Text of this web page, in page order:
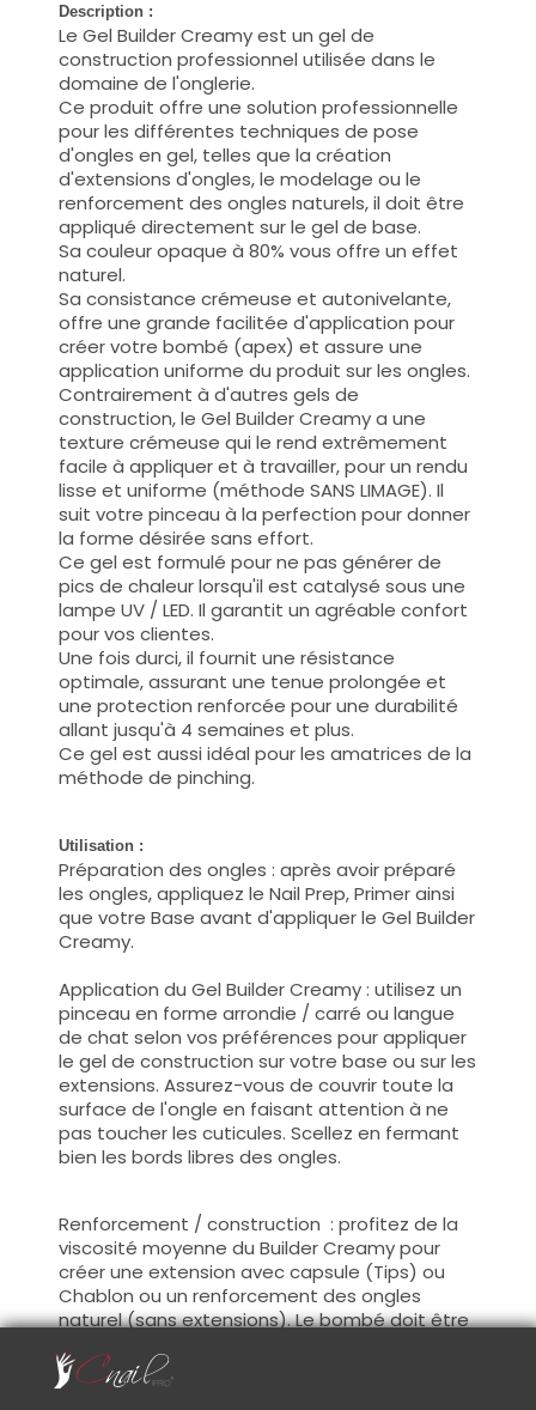
Description :
Le Gel Builder Creamy est un gel de
construction professionnel utilisée dans le
domaine de l'onglerie.
Ce produit offre une solution professionnelle
pour les différentes techniques de pose
d'ongles en gel, telles que la création
d'extensions d'ongles, le modelage ou le
renforcement des ongles naturels, il doit être
appliqué directement sur le gel de base.
Sa couleur opaque à 80% vous offre un effet
naturel.
Sa consistance crémeuse et autonivelante,
offre une grande facilitée d'application pour
créer votre bombé (apex) et assure une
application uniforme du produit sur les ongles.
Contrairement à d'autres gels de
construction, le Gel Builder Creamy a une
texture crémeuse qui le rend extrêmement
facile à appliquer et à travailler, pour un rendu
lisse et uniforme (méthode SANS LIMAGE). Il
suit votre pinceau à la perfection pour donner
la forme désirée sans effort.
Ce gel est formulé pour ne pas générer de
pics de chaleur lorsqu'il est catalysé sous une
lampe UV / LED. Il garantit un agréable confort
pour vos clientes.
Une fois durci, il fournit une résistance
optimale, assurant une tenue prolongée et
une protection renforcée pour une durabilité
allant jusqu'à 4 semaines et plus.
Ce gel est aussi idéal pour les amatrices de la
méthode de pinching.
Utilisation :
Préparation des ongles : après avoir préparé
les ongles, appliquez le Nail Prep, Primer ainsi
que votre Base avant d'appliquer le Gel Builder
Creamy.
Application du Gel Builder Creamy : utilisez un
pinceau en forme arrondie / carré ou langue
de chat selon vos préférences pour appliquer
le gel de construction sur votre base ou sur les
extensions. Assurez-vous de couvrir toute la
surface de l'ongle en faisant attention à ne
pas toucher les cuticules. Scellez en fermant
bien les bords libres des ongles.
Renforcement / construction : profitez de la
viscosité moyenne du Builder Creamy pour
créer une extension avec capsule (Tips) ou
Chablon ou un renforcement des ongles
naturel (sans extensions). Le bombé doit être
des ongles.(zone de stress)